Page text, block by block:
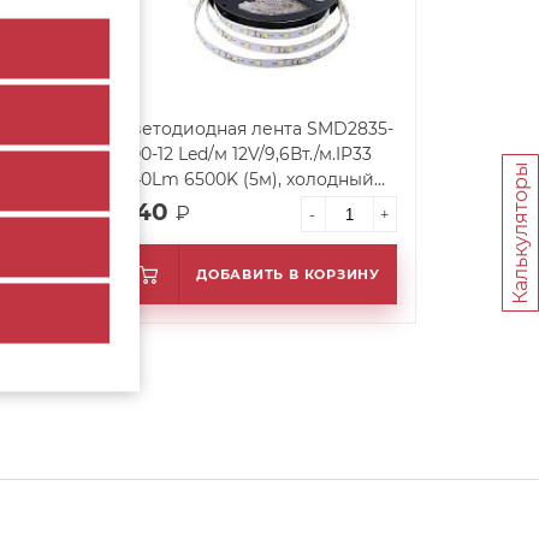
+
Светодиодная лента SMD2835-
600-12 Led/м 12V/9,6Вт./м.IP33
840Lm 6500K (5м), холодный
белый
640 ₽ - +
ДОБАВИТЬ В КОРЗИНУ Калькуляторы